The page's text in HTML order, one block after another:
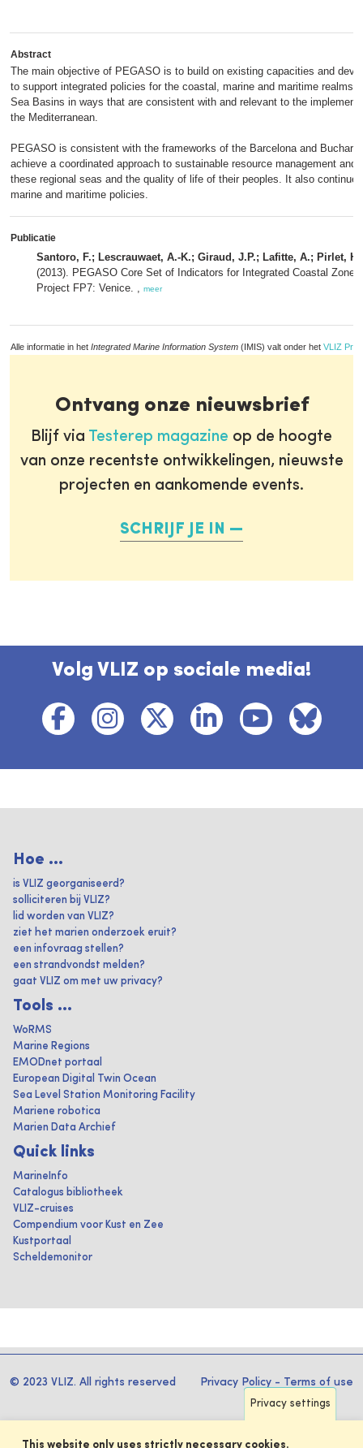
Abstract
The main objective of PEGASO is to build on existing capacities and
to support integrated policies for the coastal, marine and maritime realms
Sea Basins in ways that are consistent with and relevant to the
the Mediterranean.
PEGASO is consistent with the frameworks of the Barcelona and
achieve a coordinated approach to sustainable resource management and
these regional seas and the quality of life of their peoples. It also
marine and maritime policies.
Publicatie
Santoro, F.; Lescrauwaet, A.-K.; Giraud, J.P.; Lafitte, A.; Pirlet,
(2013). PEGASO Core Set of Indicators for Integrated Coastal Zone
Project FP7: Venice. , meer
Alle informatie in het Integrated Marine Information System (IMIS) valt onder het VLIZ
Ontvang onze nieuwsbrief
Blijf via Testerep magazine op de hoogte
van onze recentste ontwikkelingen, nieuwste
projecten en aankomende events.
SCHRIJF JE IN
Volg VLIZ op sociale media!
Hoe ...
is VLIZ georganiseerd?
solliciteren bij VLIZ?
lid worden van VLIZ?
ziet het marien onderzoek eruit?
een infovraag stellen?
een strandvondst melden?
gaat VLIZ om met uw privacy?
Tools ...
WoRMS
Marine Regions
EMODnet portaal
European Digital Twin Ocean
Sea Level Station Monitoring Facility
Mariene robotica
Marien Data Archief
Quick links
MarineInfo
Catalogus bibliotheek
VLIZ-cruises
Compendium voor Kust en Zee
Kustportaal
Scheldemonitor
© 2023 VLIZ. All rights reserved Privacy Policy - Terms of use
Privacy settings
This website only uses strictly necessary cookies.